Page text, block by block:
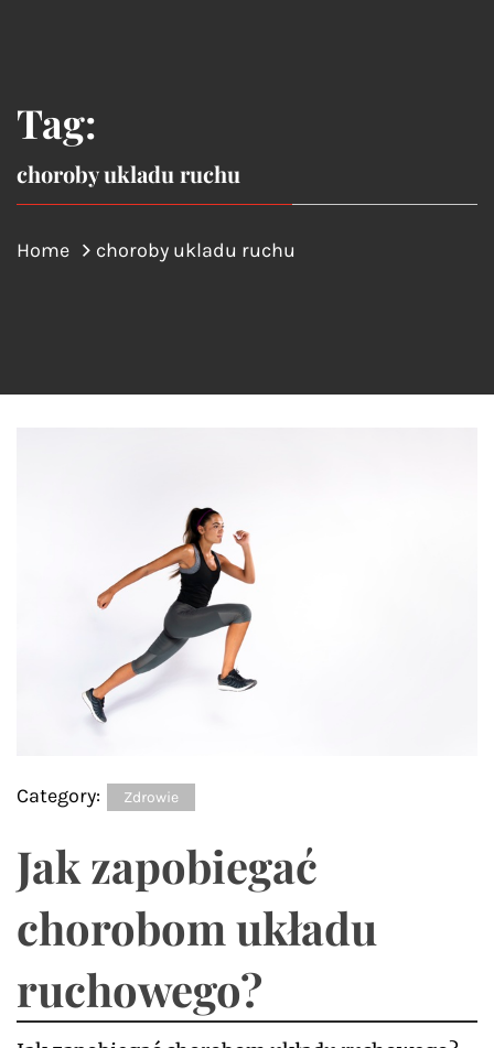
Tag:
choroby ukladu ruchu
Home choroby ukladu ruchu
Category: Zdrowie
Jak zapobiegać
chorobom układu
ruchowego?